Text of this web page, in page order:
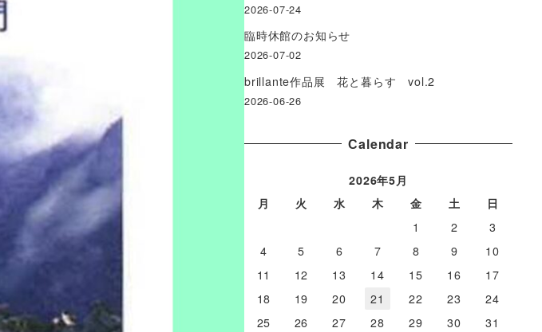
2026-07-24
臨時休館のお知らせ
2026-07-02
brillante作品展 花と暮らす vol.2
2026-06-26
Сalendar
2026年5月
月
火 水 木 金 土
日
1
2
3
4
5 6 7 8 9
10
11
12 13 14 15 16
17
18
19 20 21 22 23
24
25
26 27 28 29 30
31